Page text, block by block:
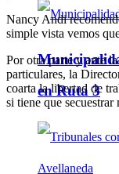
en Ruta 3
Nancy Andi
simple vista vemos
Por otra parte y ante
particulares, la
coarta la libertad de
si tiene que secuestrar